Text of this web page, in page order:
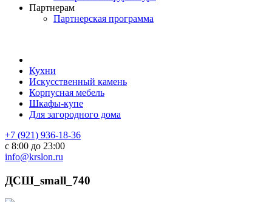
Партнерам
Партнерская программа
Кухни
Искусственный камень
Корпусная мебель
Шкафы-купе
Для загородного дома
+7 (921) 936-18-36
с 8:00 до 23:00
info@krslon.ru
ДСШ_small_740